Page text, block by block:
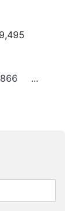
Page ...